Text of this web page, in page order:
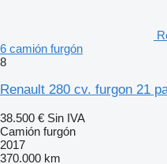
6 camión furgón
8
Renault 280 cv. furgon 21
38.500 € Sin IVA
Camión furgón
2017
370.000 km